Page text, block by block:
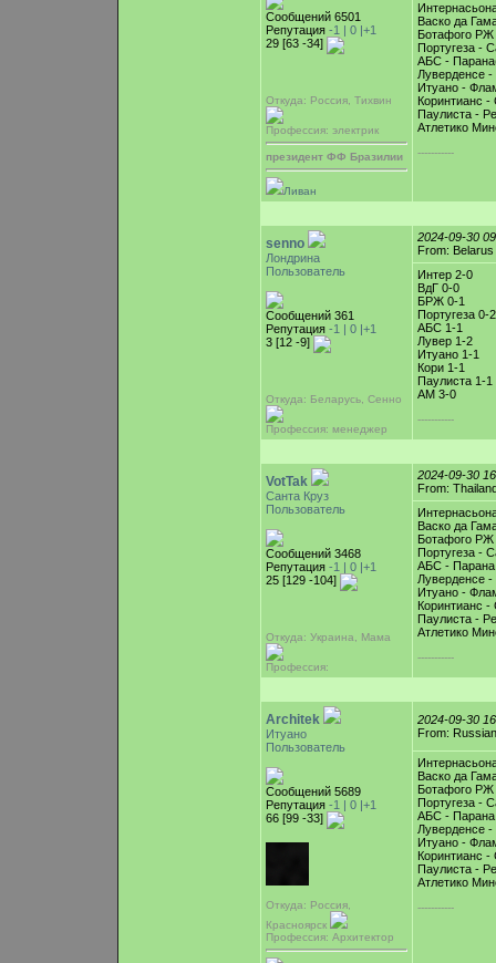
Сообщений 6501
Репутация -1 | 0 |+1
29 [63 -34]
Откуда: Россия, Тихвин
Профессия: электрик
президент ФФ Бразилии
Ливан
Васко да
Ботафого РЖ
Португеза -
АБС -
Луверденсе
Итуано -
Коринтианс -
Паулиста -
Атлетико
-----------
senno
Лондрина
Пользователь
Сообщений 361
Репутация -1 | 0 |+1
3 [12 -9]
Откуда: Беларусь, Cенно
Профессия: менеджер
2024-09-30
From: Belarus
Интер 2-0
ВдГ 0-0
БРЖ 0-1
Португеза 0-2
АБС 1-1
Лувер 1-2
Итуано 1-1
Кори 1-1
Паулиста 1-1
АМ 3-0
-----------
VotTak
Санта Круз
Пользователь
Сообщений 3468
Репутация -1 | 0 |+1
25 [129 -104]
Откуда: Украина, Мама
Профессия:
2024-09-30
From:
Васко да
Ботафого РЖ
Португеза -
АБС - Парана
Луверденсе
Итуано -
Коринтианс -
Паулиста -
Атлетико
-----------
Architek
Итуано
Пользователь
Сообщений 5689
Репутация -1 | 0 |+1
66 [99 -33]
Откуда: Россия,
Красноярск
Профессия: Архитектор
2024-09-30
From:
Васко да
Ботафого РЖ
Португеза -
АБС - Парана
Луверденсе
Итуано -
Коринтианс -
Паулиста -
Атлетико
-----------